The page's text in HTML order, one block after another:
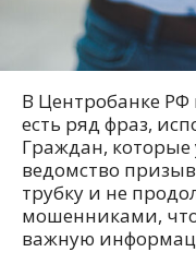
В Центробанке
есть ряд фраз,
Граждан,
ведомство
трубку и не
мошенниками,
важную